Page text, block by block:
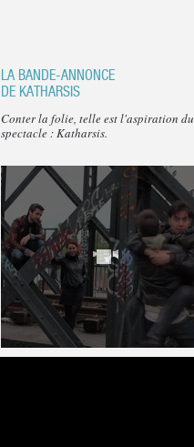
LA BANDE-ANNONCE
DE KATHARSIS
Conter la folie, telle est l'aspiration du
spectacle : Katharsis.